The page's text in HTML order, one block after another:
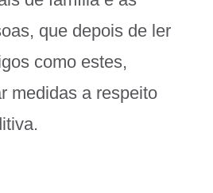
que depois de ler
como estes,
medidas a respeito